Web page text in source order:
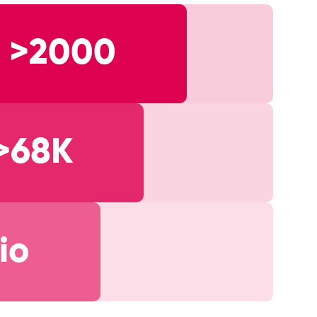
>2000